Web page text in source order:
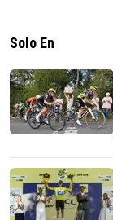
Solo En